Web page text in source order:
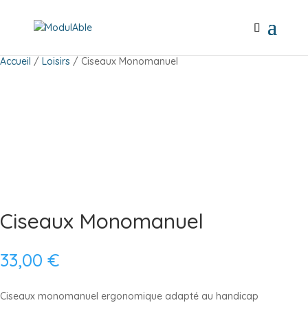
Accueil / Loisirs / Ciseaux Monomanuel
Ciseaux Monomanuel
33,00 €
Ciseaux monomanuel ergonomique adapté au handicap